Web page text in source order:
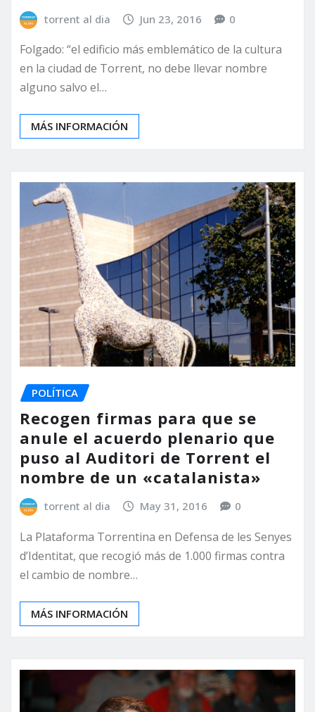
torrent al dia Jun 23, 2016 0
Folgado: “el edificio más emblemático de la cultura
en la ciudad de Torrent, no debe llevar nombre
alguno salvo el…
MÁS INFORMACIÓN
POLÍTICA
Recogen firmas para que se
anule el acuerdo plenario que
puso al Auditori de Torrent el
nombre de un «catalanista»
torrent al dia May 31, 2016 0
La Plataforma Torrentina en Defensa de les Senyes
d’Identitat, que recogió más de 1.000 firmas contra
el cambio de nombre…
MÁS INFORMACIÓN